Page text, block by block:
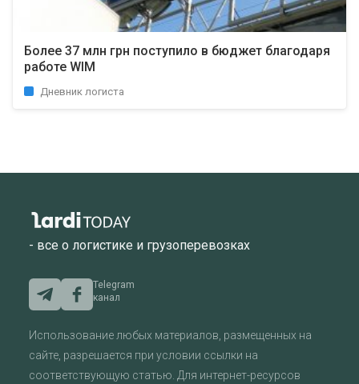
Более 37 млн грн поступило в бюджет благодаря
работе WIM
Дневник логиста
- все о логистике и грузоперевозках
Telegram
канал
Использование любых материалов, размещенных на
сайте, разрешается при условии ссылки на
соответствующую статью. Для интернет-ресурсов